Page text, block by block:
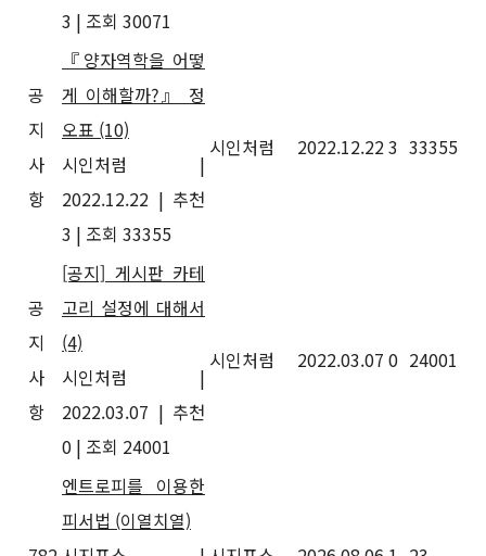
3 | 조회 30071
공
지
사
항
『양자역학을 어떻
게 이해할까?』 정
오표 (10)
시인처럼
|
2022.12.22 | 추천
3 | 조회 33355
시인처럼 2022.12.223 33355
공
지
사
항
[공지] 게시판 카테
고리 설정에 대해서
(4)
시인처럼
|
2022.03.07 | 추천
0 | 조회 24001
시인처럼 2022.03.07 0 24001
엔트로피를 이용한
피서법 (이열치열)